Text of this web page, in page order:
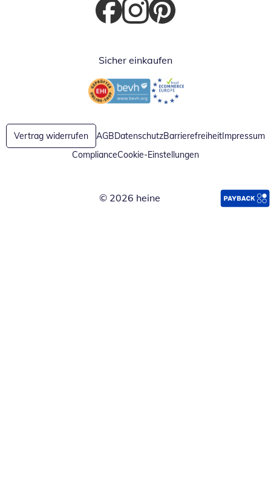
Öffnet in neuem Fenster
Öffnet in neuem Fenster
Öffnet in neuem Fenster
Sicher einkaufen
Öffnet in neuem FensterÖffnet in neuem Fenster
Vertrag widerrufen AGBDatenschutzBarrierefreiheitImpressum
ComplianceCookie-Einstellungen
© 2026 heine